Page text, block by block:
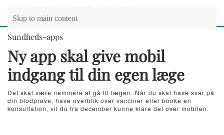
Skip to main content
Sundheds-apps
Ny app skal give mobil
indgang til din egen læge
Det skal være nemmere at gå til lægen. Når du skal have svar på
din blodprøve, have overblik over vacciner eller booke en
konsultation, vil du fra december kunne klare det over mobilen.